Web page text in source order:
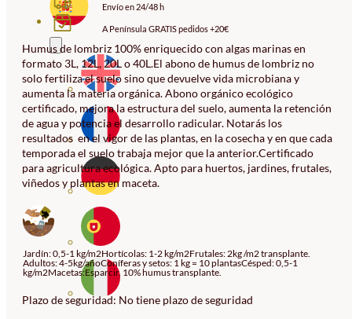
PRECIOS:
DESDE
8.99€
HASTA
19.90€
Envío en 24/48 h
A Península GRATIS pedidos +20€
Humus de lombriz 100% enriquecido con algas marinas en
formato 3L, 12L, 20L o 40L.El abono de humus de lombriz no
solo fertiliza el suelo sino que devuelve vida microbiana y
aumenta la materia orgánica. Abono orgánico ecológico
certificado, mejora la estructura del suelo, aumenta la retención
de agua y potencia el desarrollo radicular. Notarás los
resultados en el vigor de las plantas, en la cosecha y en que cada
temporada el suelo trabaja mejor que la anterior.Certificado
para agricultura ecológica. Apto para huertos, jardines, frutales,
viñedos y plantas en maceta.
Jardín: 0,5-1 kg/m2Hortícolas: 1-2 kg/m2Frutales: 2kg /m2 transplante.
Adultos: 4-5kg/añoConíferas y setos: 1 kg = 10 plantasCésped: 0,5-1
kg/m2Macetas:Esparcir. 10% humus transplante.
Plazo de seguridad: No tiene plazo de seguridad